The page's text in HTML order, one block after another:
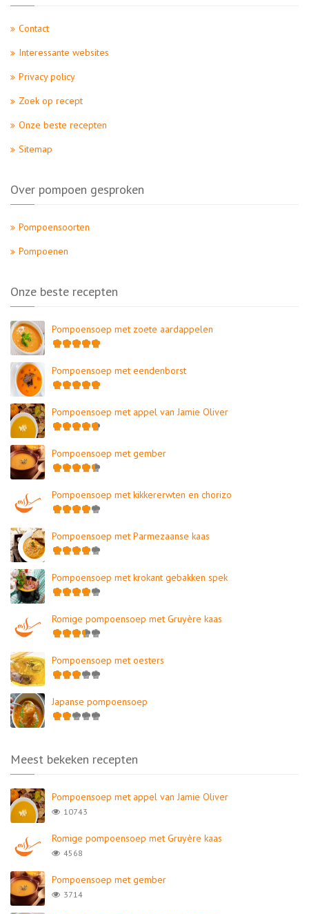
Contact
Interessante websites
Privacy policy
Zoek op recept
Onze beste recepten
Sitemap
Over pompoen gesproken
Pompoensoorten
Pompoenen
Onze beste recepten
Pompoensoep met zoete aardappelen
Pompoensoep met eendenborst
Pompoensoep met appel van Jamie Oliver
Pompoensoep met gember
Pompoensoep met kikkererwten en chorizo
Pompoensoep met Parmezaanse kaas
Pompoensoep met krokant gebakken spek
Romige pompoensoep met Gruyère kaas
Pompoensoep met oesters
Japanse pompoensoep
Meest bekeken recepten
Pompoensoep met appel van Jamie Oliver
10743
Romige pompoensoep met Gruyère kaas
4568
Pompoensoep met gember
3714